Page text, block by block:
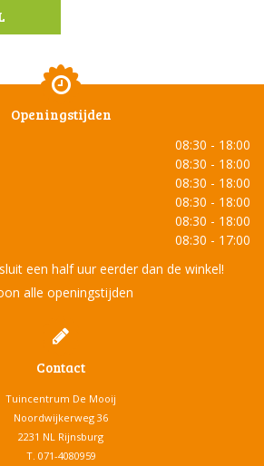
Openingstijden
08:30 - 18:00
08:30 - 18:00
08:30 - 18:00
08:30 - 18:00
08:30 - 18:00
08:30 - 17:00
een half uur eerder dan de winkel!
alle openingstijden
Contact
Tuincentrum De Mooij
Noordwijkerweg 36
2231 NL Rijnsburg
T. 071-4080959